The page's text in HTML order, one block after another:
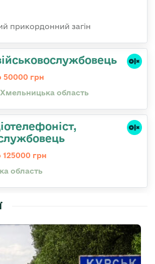
прикордонний загін
50000 грн
область
125000 грн
область